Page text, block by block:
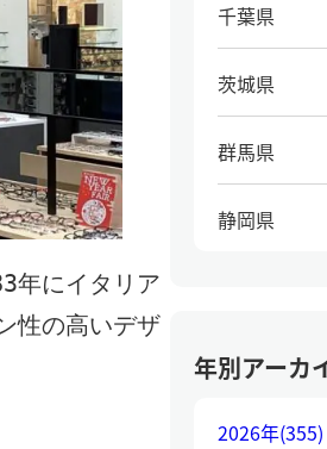
年にイタリア
性の高いデザ
千葉県
茨城県
群馬県
静岡県
年別アーカ
2026年(355)